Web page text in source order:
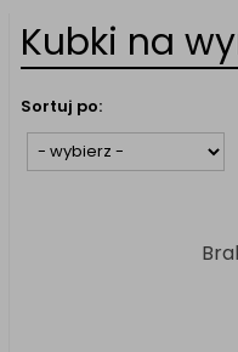
Kubki na
Sortuj po: